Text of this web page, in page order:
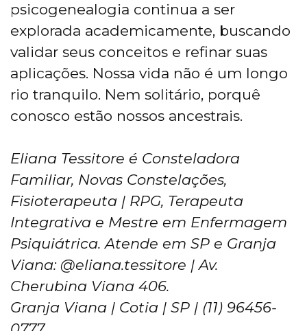
psicogenealogia continua a ser
explorada academicamente, buscando
validar seus conceitos e refinar suas
aplicações. Nossa vida não é um longo
rio tranquilo. Nem solitário, porquê
conosco estão nossos ancestrais.
Eliana Tessitore é Consteladora
Familiar, Novas Constelações,
Fisioterapeuta | RPG, Terapeuta
Integrativa e Mestre em Enfermagem
Psiquiátrica. Atende em SP e Granja
Viana: @eliana.tessitore | Av.
Cherubina Viana 406.
Granja Viana | Cotia | SP | (11) 96456-